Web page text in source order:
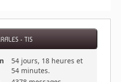
- TIS
54 jours, 18 heures et
54 minutes.